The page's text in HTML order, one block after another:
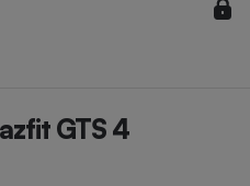
GTS 4